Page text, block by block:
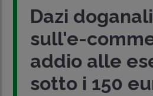
Dazi
sull'e-
addio alle
sotto i 150